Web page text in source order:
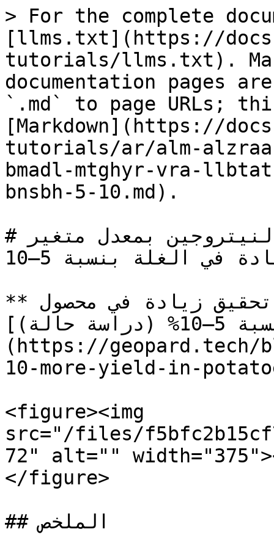
> For the complete
[llms.txt](https://
tutorials/llms.txt).
documentation pages
`.md` to page URLs;
[Markdown](https://
tutorials/ar/alm-
bmadl-mtghyr-vra-
bnsbh-5-10.md).
# حالة استخدام: النيتروجين بمعدل متغير VRA للبطاطس
لتحقيق زيادة في الغلة بنسبة 5–10%
**اقرأ القصة الكاملة:** [تحقيق زيادة في محصول
البطاطس بنسبة 5–10% (دراسة حالة)]
(https://geopard.tech/
10-more-yield-in-
<figure><img
src="/files/
72" alt=""
</figure>
## الملخص